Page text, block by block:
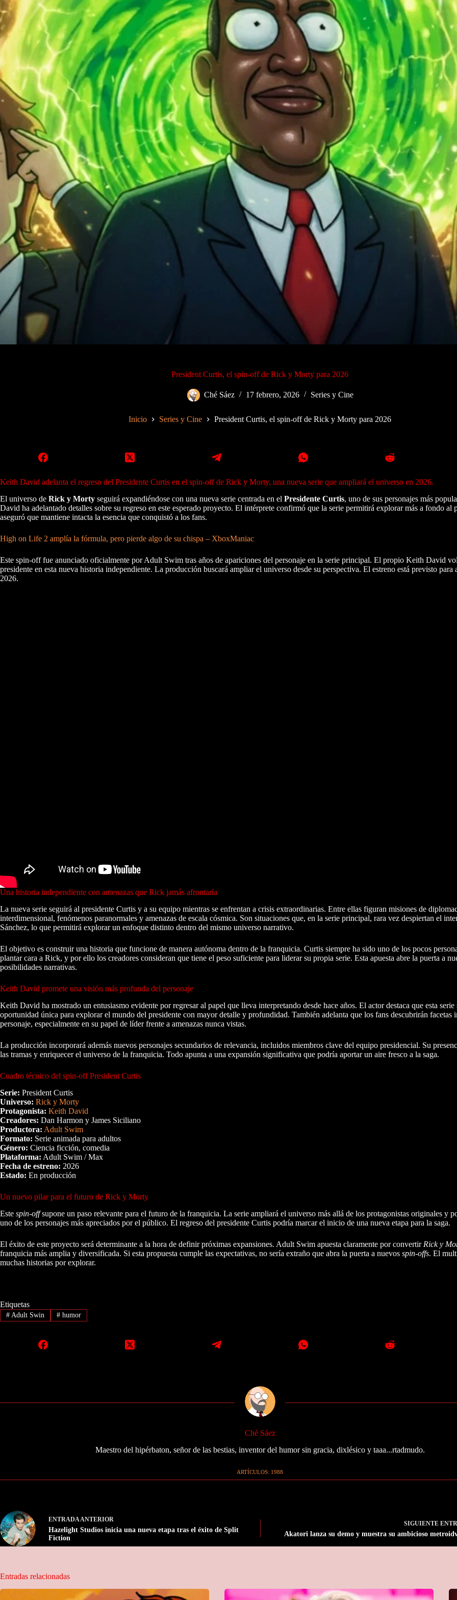
President Curtis, el spin-off de Rick y Morty para 2026
Ché Sáez 17 febrero, 2026 Series y Cine
Inicio Series y Cine President Curtis, el spin-off de Rick y Morty para 2026
Keith David adelanta el regreso del Presidente Curtis en el spin-off de Rick y Morty, una nueva serie que ampliará el universo en 2026.
El universo de Rick y Morty seguirá expandiéndose con una nueva serie centrada en el Presidente Curtis, uno de sus personajes más
David ha adelantado detalles sobre su regreso en este esperado proyecto. El intérprete confirmó que la serie permitirá explorar más a fondo al
aseguró que mantiene intacta la esencia que conquistó a los fans.
High on Life 2 amplía la fórmula, pero pierde algo de su chispa – XboxManiac
Este spin-off fue anunciado oficialmente por Adult Swim tras años de apariciones del personaje en la serie principal. El propio Keith David
presidente en esta nueva historia independiente. La producción buscará ampliar el universo desde su perspectiva. El estreno está previsto para
2026.
Una historia independiente con amenazas que Rick jamás afrontaría
La nueva serie seguirá al presidente Curtis y a su equipo mientras se enfrentan a crisis extraordinarias. Entre ellas figuran misiones de
interdimensional, fenómenos paranormales y amenazas de escala cósmica. Son situaciones que, en la serie principal, rara vez despiertan el
Sánchez, lo que permitirá explorar un enfoque distinto dentro del mismo universo narrativo.
El objetivo es construir una historia que funcione de manera autónoma dentro de la franquicia. Curtis siempre ha sido uno de los pocos
plantar cara a Rick, y por ello los creadores consideran que tiene el peso suficiente para liderar su propia serie. Esta apuesta abre la puerta a
posibilidades narrativas.
Keith David promete una visión más profunda del personaje
Keith David ha mostrado un entusiasmo evidente por regresar al papel que lleva interpretando desde hace años. El actor destaca que esta serie
oportunidad única para explorar el mundo del presidente con mayor detalle y profundidad. También adelanta que los fans descubrirán facetas
personaje, especialmente en su papel de líder frente a amenazas nunca vistas.
La producción incorporará además nuevos personajes secundarios de relevancia, incluidos miembros clave del equipo presidencial. Su
las tramas y enriquecer el universo de la franquicia. Todo apunta a una expansión significativa que podría aportar un aire fresco a la saga.
Cuadro técnico del spin-off President Curtis
Serie: President Curtis
Universo: Rick y Morty
Protagonista: Keith David
Creadores: Dan Harmon y James Siciliano
Productora: Adult Swim
Formato: Serie animada para adultos
Género: Ciencia ficción, comedia
Plataforma: Adult Swim / Max
Fecha de estreno: 2026
Estado: En producción
Un nuevo pilar para el futuro de Rick y Morty
Este spin-offsupone un paso relevante para el futuro de la franquicia. La serie ampliará el universo más allá de los protagonistas originales y
uno de los personajes más apreciados por el público. El regreso del presidente Curtis podría marcar el inicio de una nueva etapa para la saga.
El éxito de este proyecto será determinante a la hora de definir próximas expansiones. Adult Swim apuesta claramente por convertir Rick y
franquicia más amplia y diversificada. Si esta propuesta cumple las expectativas, no sería extraño que abra la puerta a nuevos spin-offs. El
muchas historias por explorar.
Etiquetas
#Adult Swin #humor
Ché Sáez
Maestro del hipérbaton, señor de las bestias, inventor del humor sin gracia, dixlésico y taaa...rtadmudo.
ARTÍCULOS: 1988
ENTRADAANTERIOR
Hazelight Studios inicia una nueva etapa tras el éxito de Split
Fiction
SIGUIENTE
Akatori lanza su demo y muestra su ambicioso
Entradas relacionadas